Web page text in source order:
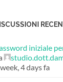
iniziale
4 days fa